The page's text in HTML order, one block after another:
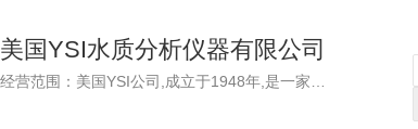
美国YSI水质分析仪器有限公司